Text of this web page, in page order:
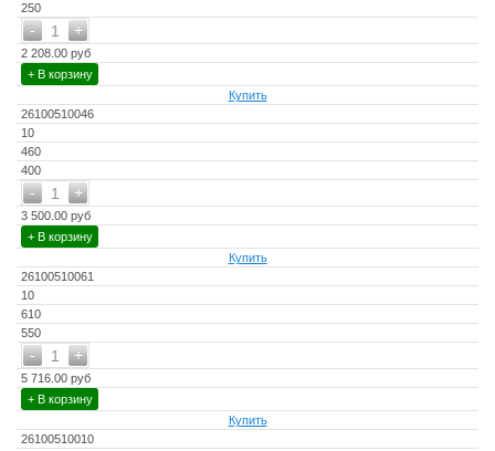
250
+
- 1
2 208.00 руб
+ В корзину
Купить
26100510046
10
460
400
+
- 1
3 500.00 руб
+ В корзину
Купить
26100510061
10
610
550
+
- 1
5 716.00 руб
+ В корзину
Купить
26100510010